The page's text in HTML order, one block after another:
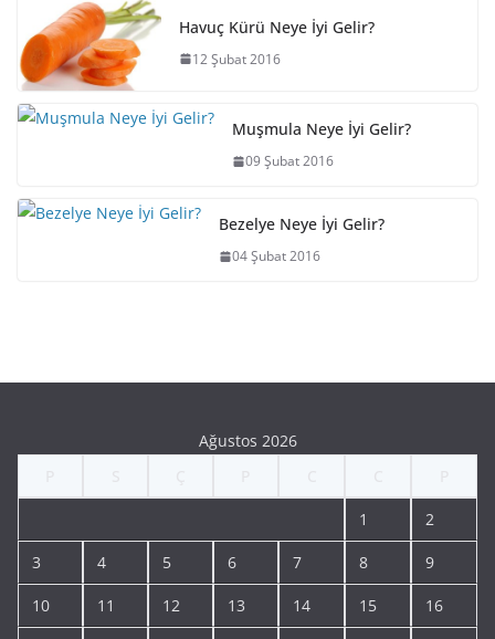
Havuç Kürü Neye İyi Gelir?
12 Şubat 2016
Muşmula Neye İyi Gelir?
09 Şubat 2016
Bezelye Neye İyi Gelir?
04 Şubat 2016
Ağustos 2026
1 2
3 4 5 6 7 8 9
10 11 12 13 14 15 16